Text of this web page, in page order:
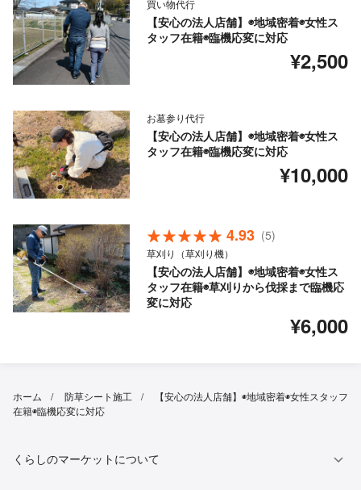
買い物代行
【安心の法人店舗】◉地域密着◉女性ス
タッフ在籍◉臨機応変に対応
¥2,500
お墓参り代行
【安心の法人店舗】◉地域密着◉女性ス
タッフ在籍◉臨機応変に対応
¥10,000
4.93 (5)
草刈り（草刈り機）
【安心の法人店舗】◉地域密着◉女性ス
タッフ在籍◉草刈りから伐採まで臨機応
変に対応
¥6,000
ホーム 防草シート施工
【安心の法人店舗】◉地域密着◉女性スタッフ
在籍◉臨機応変に対応
くらしのマーケットについて